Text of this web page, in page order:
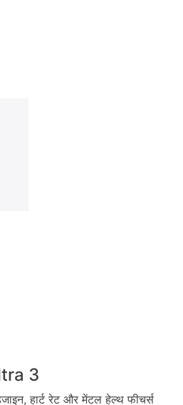
3
हार्ट रेट और मेंटल हेल्थ फीचर्स